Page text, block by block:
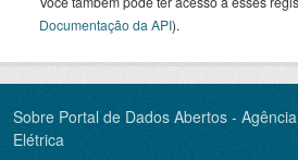
Documentação da API).
Sobre Portal de Dados Abertos -
Elétrica